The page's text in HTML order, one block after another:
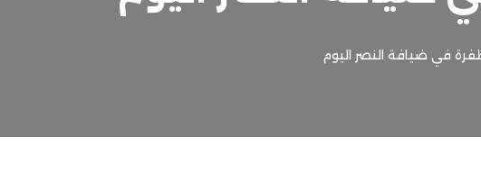
في ضيافة النصر اليوم